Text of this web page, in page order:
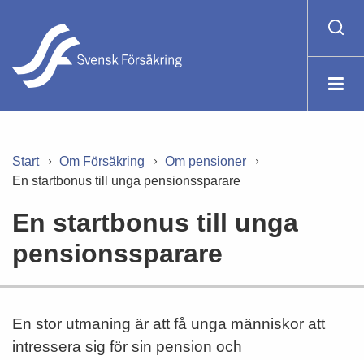
Start Om Försäkring
Om pensioner
En startbonus till unga pensionssparare
En startbonus till unga
pensionssparare
En stor utmaning är att få unga människor att
intressera sig för sin pension och